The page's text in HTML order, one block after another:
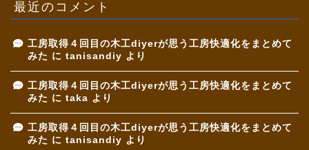
最近のコメント
工房取得４回目の木工diyerが思う工房快適化をまとめて
みた に tanisandiy より
工房取得４回目の木工diyerが思う工房快適化をまとめて
みた に taka より
工房取得４回目の木工diyerが思う工房快適化をまとめて
みた に tanisandiy より